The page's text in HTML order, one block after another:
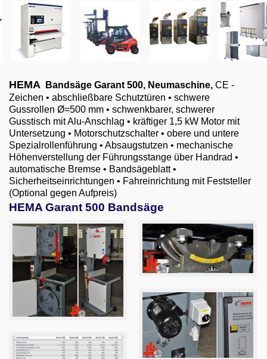
Service
Wir über uns
06103-9744-0
Email
English
HEMA Bandsäge Garant 500, Neumaschine, CE -
Zeichen • abschließbare Schutztüren • schwere
Gussrollen Ø=500 mm • schwenkbarer, schwerer
Gusstisch mit Alu-Anschlag • kräftiger 1,5 kW Motor mit
Untersetzung • Motorschutzschalter • obere und untere
Spezialrollenführung • Absaugstutzen • mechanische
Höhenverstellung der Führungsstange über Handrad •
automatische Bremse • Bandsägeblatt •
Sicherheitseinrichtungen • Fahreinrichtung mit Feststeller
(Optional gegen Aufpreis)
HEMA Garant 500 Bandsäge